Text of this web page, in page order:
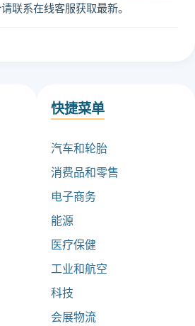
联系在线客服获取最新。
快捷菜单
汽车和轮胎
消费品和零售
电子商务
能源
医疗保健
工业和航空
科技
会展物流